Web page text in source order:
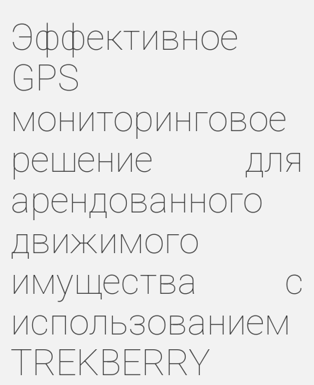
Эффективное
GPS
мониторинговое
решение для
арендованного
движимого
имущества с
использованием
TREKBERRY